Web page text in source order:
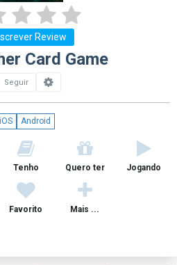
Review
Card Game
Seguir
iOS Android
Tenho Quero ter Jogando
Favorito Mais ...